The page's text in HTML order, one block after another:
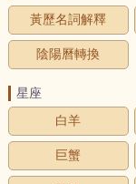
黃歷名詞解釋
陰陽曆轉換
星座
白羊
巨蟹